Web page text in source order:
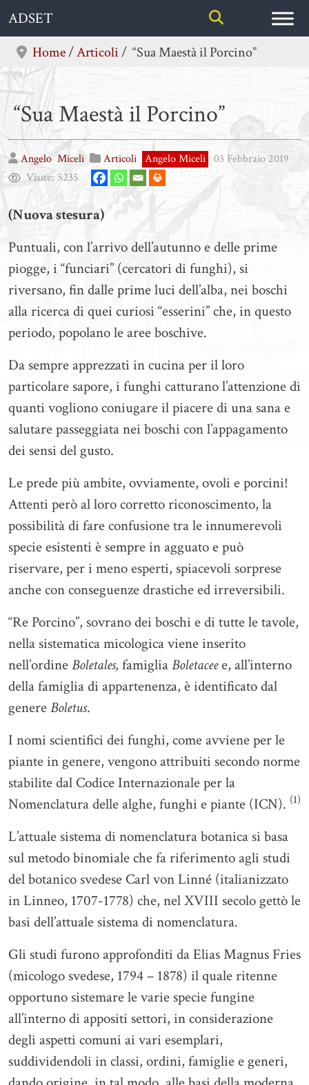
Skip
content
ADSET
Home/Articoli/ “Sua Maestà il Porcino”
“Sua Maestà il Porcino”
Angelo Miceli Articoli Angelo Miceli 03 Febbraio 2019
Visite: 5235
(Nuova stesura)
Puntuali, con l’arrivo dell’autunno e delle prime
piogge, i “funciari” (cercatori di funghi), si
riversano, fin dalle prime luci dell’alba, nei boschi
alla ricerca di quei curiosi “esserini” che, in questo
periodo, popolano le aree boschive.
Da sempre apprezzati in cucina per il loro
particolare sapore, i funghi catturano l’attenzione di
quanti vogliono coniugare il piacere di una sana e
salutare passeggiata nei boschi con l’appagamento
dei sensi del gusto.
Le prede più ambite, ovviamente, ovoli e porcini!
Attenti però al loro corretto riconoscimento, la
possibilità di fare confusione tra le innumerevoli
specie esistenti è sempre in agguato e può
riservare, per i meno esperti, spiacevoli sorprese
anche con conseguenze drastiche ed irreversibili.
“Re Porcino”, sovrano dei boschi e di tutte le tavole,
nella sistematica micologica viene inserito
nell’ordineBoletales, famigliaBoletaceee, all’interno
della famiglia di appartenenza, è identificato dal
genereBoletus.
I nomi scientifici dei funghi, come avviene per le
piante in genere, vengono attribuiti secondo norme
stabilite dal Codice Internazionale per la
Nomenclatura delle alghe, funghi e piante (ICN). (1)
L’attuale sistema di nomenclatura botanica si basa
sul metodo binomiale che fa riferimento agli studi
del botanico svedese Carl von Linné (italianizzato
in Linneo, 1707-1778) che, nel XVIII secolo gettò le
basi dell’attuale sistema di nomenclatura.
Gli studi furono approfonditi da Elias Magnus Fries
(micologo svedese, 1794 – 1878) il quale ritenne
opportuno sistemare le varie specie fungine
all’interno di appositi settori, in considerazione
degli aspetti comuni ai vari esemplari,
suddividendoli in classi, ordini, famiglie e generi,